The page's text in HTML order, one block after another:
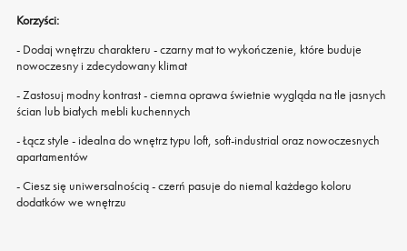
Korzyści:
- Dodaj wnętrzu charakteru - czarny mat to wykończenie, które buduje
nowoczesny i zdecydowany klimat
- Zastosuj modny kontrast - ciemna oprawa świetnie wygląda na tle jasnych
ścian lub białych mebli kuchennych
- Łącz style - idealna do wnętrz typu loft, soft-industrial oraz nowoczesnych
apartamentów
- Ciesz się uniwersalnością - czerń pasuje do niemal każdego koloru
dodatków we wnętrzu